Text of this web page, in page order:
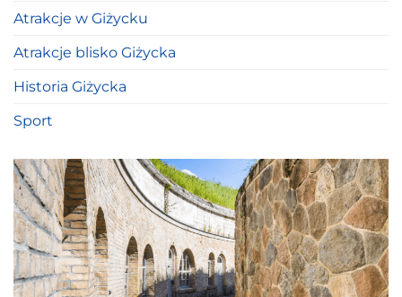
Atrakcje w Giżycku
Atrakcje blisko Giżycka
Historia Giżycka
Sport